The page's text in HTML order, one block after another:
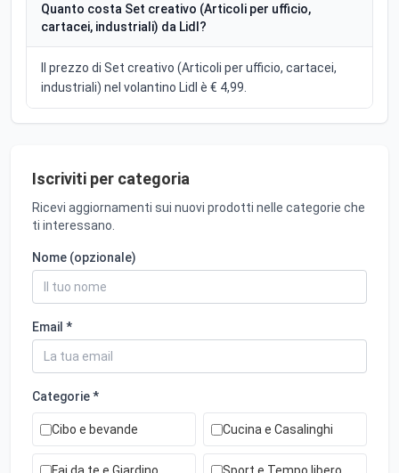
Quanto costa Set creativo (Articoli per ufficio,
cartacei, industriali) da Lidl?
Il prezzo di Set creativo (Articoli per ufficio, cartacei,
industriali) nel volantino Lidl è € 4,99.
Iscriviti per categoria
Ricevi aggiornamenti sui nuovi prodotti nelle categorie che
ti interessano.
Nome (opzionale)
Email *
Categorie *
Cibo e bevande Cucina e Casalinghi